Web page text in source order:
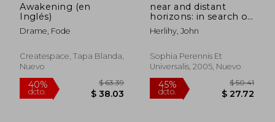
40%
dcto.
40%
dcto. $
Awakening (en
Inglés)
Drame, Fode
Createspace, Tapa Blanda,
Nuevo
near and distant
horizons: in search of
the primary sources
of knowledge (en
Herlihy, John
Sophia Perennis Et
Universalis, 2005, Nuevo